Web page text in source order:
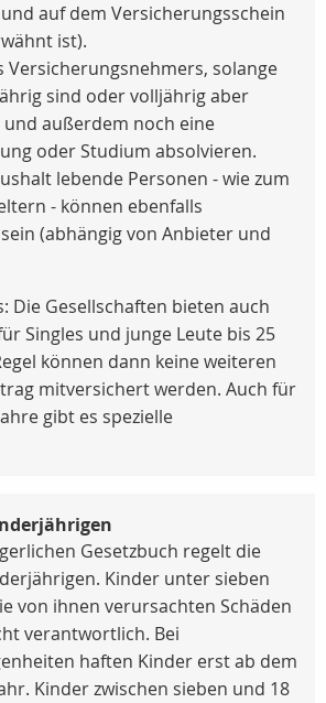
auf dem Versicherungsschein
ist).
Versicherungsnehmers, solange
sind oder volljährig aber
außerdem noch eine
oder Studium absolvieren.
lebende Personen - wie zum
- können ebenfalls
(abhängig von Anbieter und
Die Gesellschaften bieten auch
Singles und junge Leute bis 25
können dann keine weiteren
mitversichert werden. Auch für
gibt es spezielle
Gesetzbuch regelt die
Kinder unter sieben
von ihnen verursachten Schäden
verantwortlich. Bei
haften Kinder erst ab dem
Kinder zwischen sieben und 18